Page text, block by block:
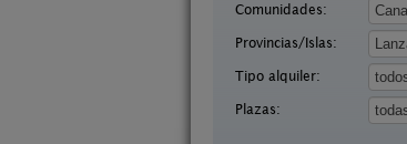
Comunidades:
Provincias/Islas:
Tipo alquiler:
Plazas: